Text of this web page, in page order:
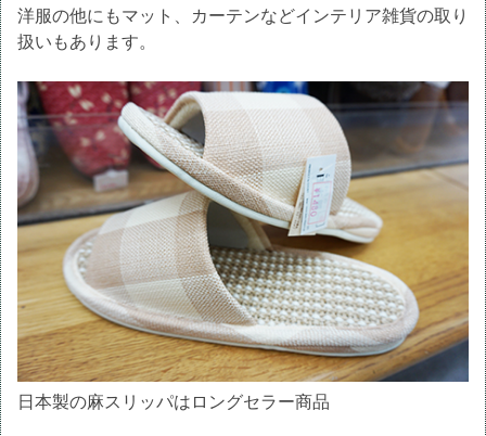
洋服の他にもマット、カーテンなどインテリア雑貨の取り
扱いもあります。
日本製の麻スリッパはロングセラー商品